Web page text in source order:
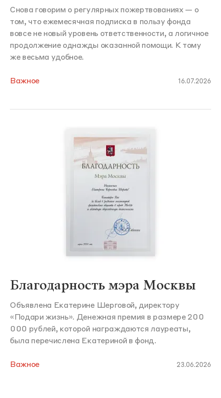
Снова говорим о регулярных пожертвованиях — о
том, что ежемесячная подписка в пользу фонда
вовсе не новый уровень ответственности, а логичное
продолжение однажды оказанной помощи. К тому
же весьма удобное.
Важное 16.07.2026
Благодарность мэра Москвы
Объявлена Екатерине Шерговой, директору
«Подари жизнь». Денежная премия в размере 200
000 рублей, которой награждаются лауреаты,
была перечислена Екатериной в фонд.
Важное 23.06.2026